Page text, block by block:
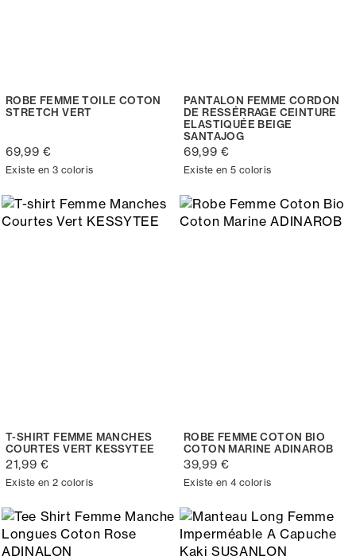
ROBE FEMME TOILE COTON
STRETCH VERT
69,99 €
Existe en 3 coloris
PANTALON FEMME CORDON
DE RESSÉRRAGE CEINTURE
ELASTIQUÉE BEIGE
SANTAJOG
69,99 €
Existe en 5 coloris
T-SHIRT FEMME MANCHES
COURTES VERT KESSYTEE
21,99 €
Existe en 2 coloris
ROBE FEMME COTON BIO
COTON MARINE ADINAROB
39,99 €
Existe en 4 coloris